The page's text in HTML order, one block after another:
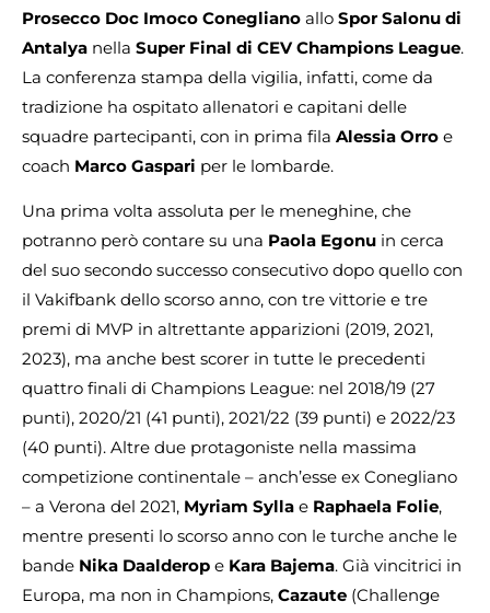
Prosecco Doc Imoco Conegliano allo Spor Salonu di
Antalya nella Super Final di CEV Champions League.
La conferenza stampa della vigilia, infatti, come da
tradizione ha ospitato allenatori e capitani delle
squadre partecipanti, con in prima fila Alessia Orro e
coach Marco Gaspari per le lombarde.
Una prima volta assoluta per le meneghine, che
potranno però contare su una Paola Egonu in cerca
del suo secondo successo consecutivo dopo quello con
il Vakifbank dello scorso anno, con tre vittorie e tre
premi di MVP in altrettante apparizioni (2019, 2021,
2023), ma anche best scorer in tutte le precedenti
quattro finali di Champions League: nel 2018/19 (27
punti), 2020/21 (41 punti), 2021/22 (39 punti) e 2022/23
(40 punti). Altre due protagoniste nella massima
competizione continentale – anch’esse ex Conegliano
– a Verona del 2021, Myriam Sylla e Raphaela Folie,
mentre presenti lo scorso anno con le turche anche le
bande Nika Daalderop e Kara Bajema. Già vincitrici in
Europa, ma non in Champions, Cazaute (Challenge